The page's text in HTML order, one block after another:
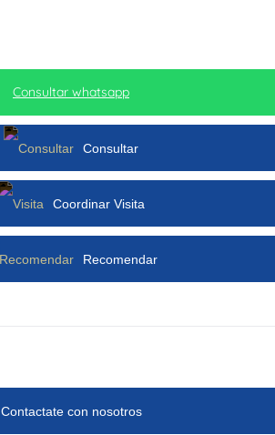
Consultar whatsapp
Consultar
Coordinar Visita
Recomendar
Contactate con nosotros